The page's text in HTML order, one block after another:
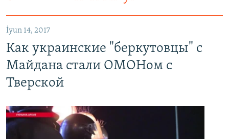
İyun 14, 2017
Как украинские "беркутовцы" с
Майдана стали ОМОНом с
Тверской